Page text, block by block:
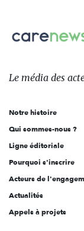
sur:
Carenews,
Le
des
l'engagement
Le média des
Notre histoire
Qui sommes-nous ?
Ligne éditoriale
Pourquoi s'inscrire
Acteurs de
Actualités
Appels à projets